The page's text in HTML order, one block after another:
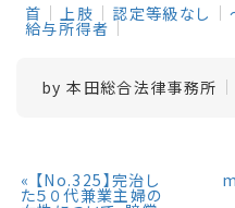
首 上肢 認定等級なし
給与所得者
by本田総合法律事務所
« 【No.325】完治し
た５０代兼業主婦の